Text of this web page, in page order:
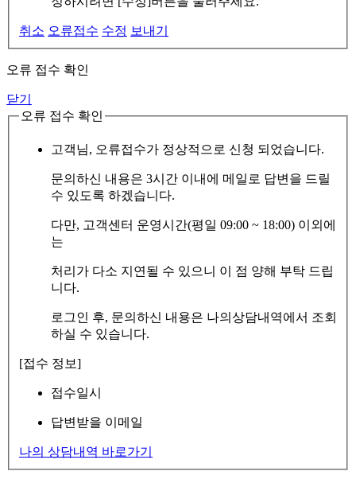
취소 오류접수 수정 보내기
오류 접수 확인
닫기
오류 접수 확인
고객님, 오류접수가 정상적으로 신청 되었습니다.
문의하신 내용은 3시간 이내에 메일로 답변을 드릴
수 있도록 하겠습니다.
다만, 고객센터 운영시간(평일 09:00 ~ 18:00) 이외에
는
처리가 다소 지연될 수 있으니 이 점 양해 부탁 드립
니다.
로그인 후, 문의하신 내용은 나의상담내역에서 조회
하실 수 있습니다.
[접수 정보]
접수일시
답변받을 이메일
나의 상담내역 바로가기